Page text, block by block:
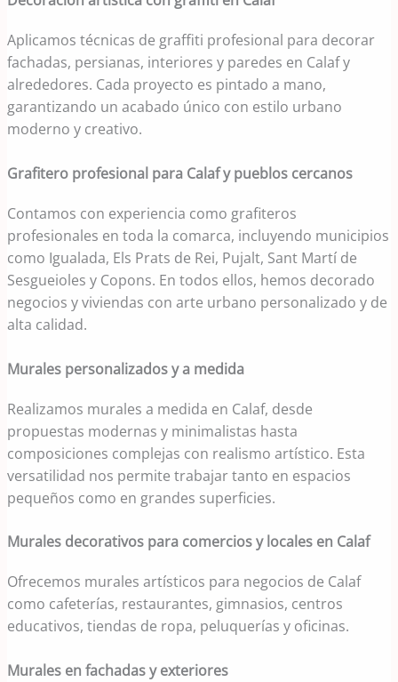
Aplicamos técnicas de graffiti profesional para decorar
fachadas, persianas, interiores y paredes en Calaf y
alrededores. Cada proyecto es pintado a mano,
garantizando un acabado único con estilo urbano
moderno y creativo.
Grafitero profesional para Calaf y pueblos cercanos
Contamos con experiencia como grafiteros
profesionales en toda la comarca, incluyendo municipios
como Igualada, Els Prats de Rei, Pujalt, Sant Martí de
Sesgueioles y Copons. En todos ellos, hemos decorado
negocios y viviendas con arte urbano personalizado y de
alta calidad.
Murales personalizados y a medida
Realizamos murales a medida en Calaf, desde
propuestas modernas y minimalistas hasta
composiciones complejas con realismo artístico. Esta
versatilidad nos permite trabajar tanto en espacios
pequeños como en grandes superficies.
Murales decorativos para comercios y locales en Calaf
Ofrecemos murales artísticos para negocios de Calaf
como cafeterías, restaurantes, gimnasios, centros
educativos, tiendas de ropa, peluquerías y oficinas.
Murales en fachadas y exteriores